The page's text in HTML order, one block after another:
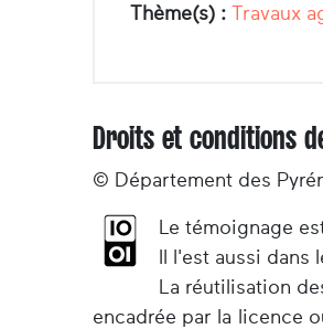
Thème(s) : Travaux
Droits et conditions
© Département des
Le témoignage
Il l'est aussi dans
La réutilisation
encadrée par la licence